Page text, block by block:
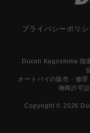
プライバシーポリシ
Ducati Kagoshima 陸
オートバイの販売・修
物商許可
Copyright © 2026